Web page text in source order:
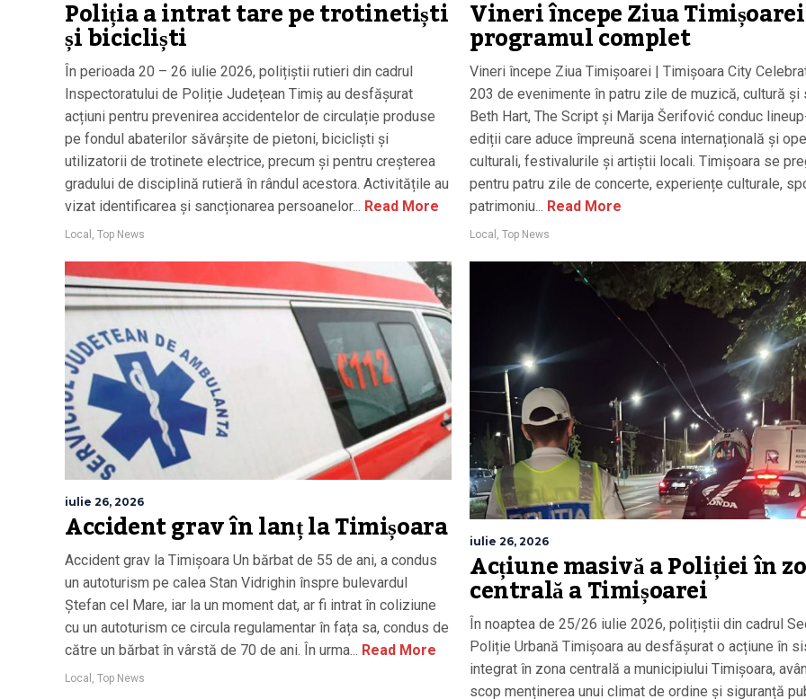
Poliția a intrat tare pe trotinetiști
și bicicliști
În perioada 20 – 26 iulie 2026, polițiștii rutieri din cadrul
Inspectoratului de Poliție Județean Timiș au desfășurat
acțiuni pentru prevenirea accidentelor de circulație produse
pe fondul abaterilor săvârșite de pietoni, bicicliști și
utilizatorii de trotinete electrice, precum și pentru creșterea
gradului de disciplină rutieră în rândul acestora. Activitățile au
vizat identificarea și sancționarea persoanelor... Read More
Local Top News
Vineri începe Ziua
programul complet
Vineri începe Ziua Timișoarei | Timișoara City
203 de evenimente în patru zile de muzică, cultură și
Beth Hart, The Script și Marija Šerifović conduc
ediții care aduce împreună scena internațională și
culturali, festivalurile și artiștii locali. Timișoara se
pentru patru zile de concerte, experiențe culturale,
patrimoniu... Read More
Local Top News
iulie 26, 2026
Accident grav în lanț la Timișoara
Accident grav la Timișoara Un bărbat de 55 de ani, a condus
un autoturism pe calea Stan Vidrighin înspre bulevardul
Ștefan cel Mare, iar la un moment dat, ar fi intrat în coliziune
cu un autoturism ce circula regulamentar în fața sa, condus de
către un bărbat în vârstă de 70 de ani. În urma... Read More
Local , Top News
iulie 26, 2026
Acțiune masivă a Poliției în
centrală a Timișoarei
În noaptea de 25/26 iulie 2026, polițiștii din cadrul
Poliție Urbană Timișoara au desfășurat o acțiune în
integrat în zona centrală a municipiului Timișoara,
scop menținerea unui climat de ordine și siguranță